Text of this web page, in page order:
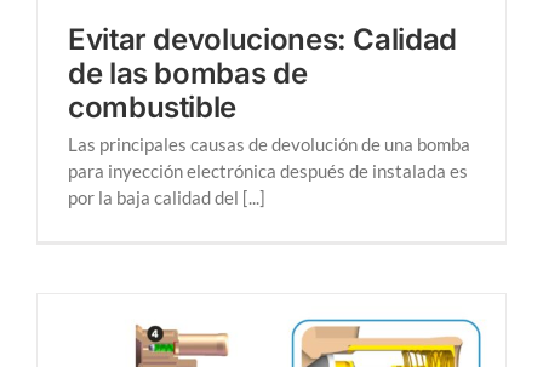
Evitar devoluciones: Calidad
de las bombas de
combustible
Las principales causas de devolución de una bomba
para inyección electrónica después de instalada es
por la baja calidad del [...]